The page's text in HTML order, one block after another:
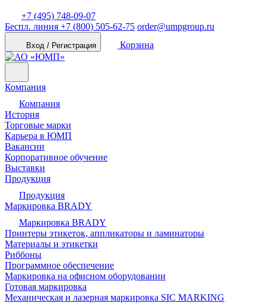
+7 (495) 748-09-07
Беспл. линия +7 (800) 505-62-75 order@umpgroup.ru
Вход / Регистрация Корзина
Компания
Компания
История
Торговые марки
Карьера в ЮМП
Вакансии
Корпоративное обучение
Выставки
Продукция
Продукция
Маркировка BRADY
Маркировка BRADY
Принтеры этикеток, аппликаторы и ламинаторы
Материалы и этикетки
Риббоны
Программное обеспечение
Маркировка на офисном оборудовании
Готовая маркировка
Механическая и лазерная маркировка SIC MARKING